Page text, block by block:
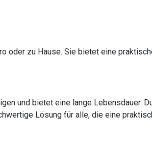
oder zu Hause. Sie bietet eine
und bietet eine lange Lebensdauer.
Lösung für alle, die eine